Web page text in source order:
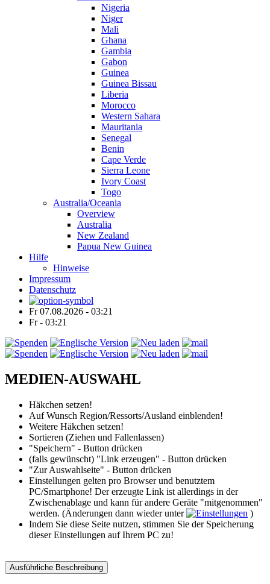
Nigeria
Niger
Mali
Ghana
Gambia
Gabon
Guinea
Guinea Bissau
Liberia
Morocco
Western Sahara
Mauritania
Senegal
Benin
Cape Verde
Sierra Leone
Ivory Coast
Togo
Australia/Oceania
Overview
Australia
New Zealand
Papua New Guinea
Hilfe
Hinweise
Impressum
Datenschutz
Fr 07.08.2026 - 03:21
Fr - 03:21
MEDIEN-AUSWAHL
Häkchen setzen!
Auf Wunsch Region/Ressorts/Ausland einblenden!
Weitere Häkchen setzen!
Sortieren (Ziehen und Fallenlassen)
"Speichern" - Button drücken
(falls gewünscht) "Link erzeugen" - Button drücken
"Zur Auswahlseite" - Button drücken
Einstellungen gelten pro Browser und benutztem
PC/Smartphone! Der erzeugte Link ist allerdings in der
Zwischenablage und kann für andere Geräte "mitgenommen"
werden. (Änderungen dann wieder unter
)
Indem Sie diese Seite nutzen, stimmen Sie der Speicherung
dieser Einstellungen auf Ihrem PC zu!